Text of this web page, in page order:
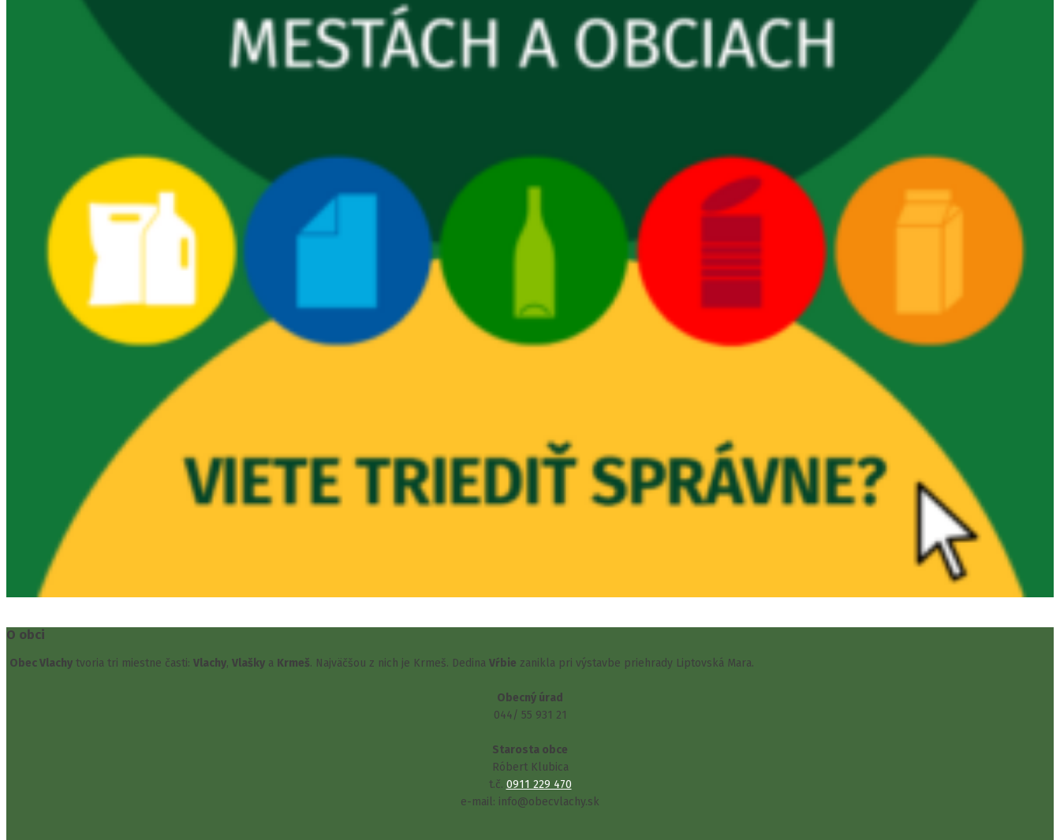
O obci
Obec Vlachy tvoria tri miestne časti: Vlachy, Vlašky a Krmeš. Najväčšou z nich je Krmeš. Dedina Vŕbie zanikla pri výstavbe priehrady Liptovská Mara.
Obecný úrad
044/ 55 931 21
Starosta obce
Róbert Klubica
t.č. 0911 229 470
e-mail: info@obecvlachy.sk